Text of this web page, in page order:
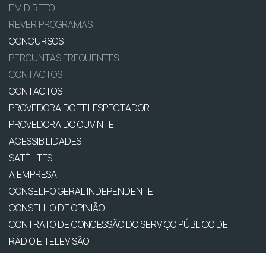
EM DIRETO
REVER PROGRAMAS
CONCURSOS
PERGUNTAS FREQUENTES
CONTACTOS
CONTACTOS
PROVEDORA DO TELESPECTADOR
PROVEDORA DO OUVINTE
ACESSIBILIDADES
SATÉLITES
A EMPRESA
CONSELHO GERAL INDEPENDENTE
CONSELHO DE OPINIÃO
CONTRATO DE CONCESSÃO DO SERVIÇO PÚBLICO DE
RÁDIO E TELEVISÃO